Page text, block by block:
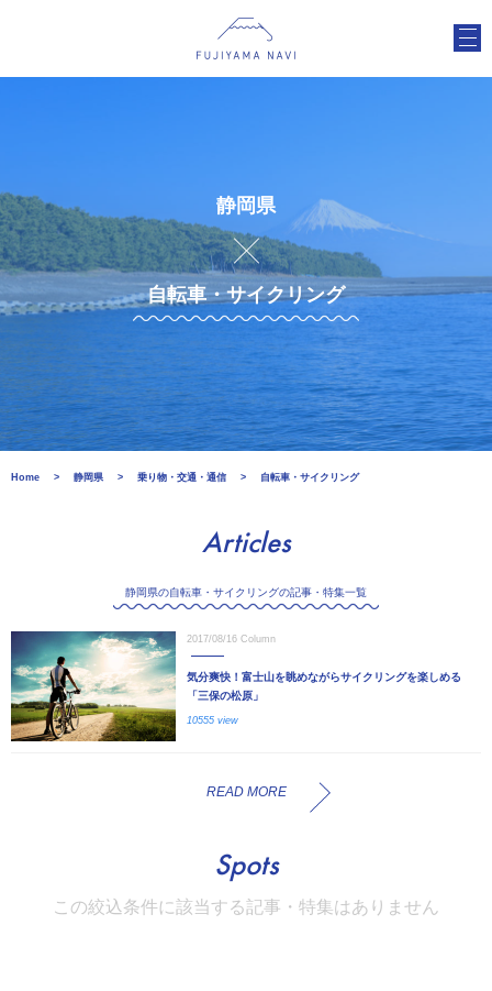
静岡県
自転車・サイクリング
Home 静岡県 乗り物・交通・通信 自転車・サイクリング
Articles
静岡県の自転車・サイクリングの記事・特集一覧
2017/08/16 Column
気分爽快！富士山を眺めながらサイクリングを楽しめる
「三保の松原」
10555 view
READ MORE
Spots
この絞込条件に該当する記事・特集はありません